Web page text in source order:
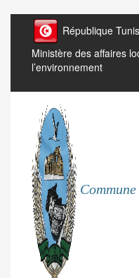
République
Ministère des affaires
l’environnement